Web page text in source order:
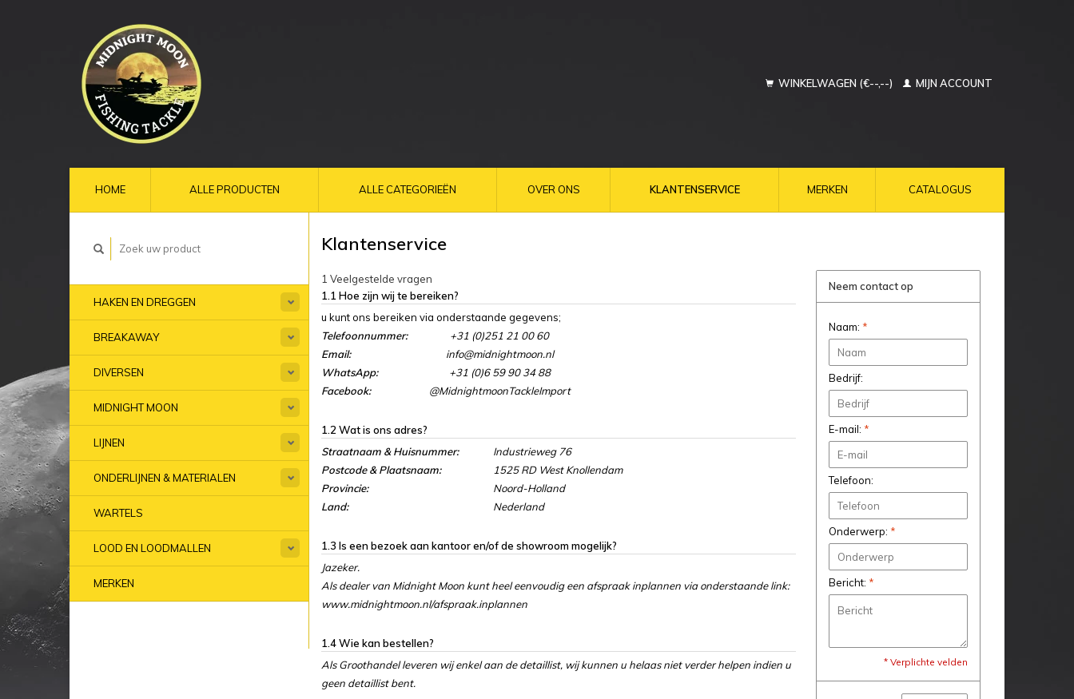
WINKELWAGEN (€--,--) MIJN ACCOUNT
HOME ALLE PRODUCTEN ALLE CATEGORIEËN OVER ONS KLANTENSERVICE MERKEN CATALOGUS
HAKEN EN DREGGEN
BREAKAWAY
DIVERSEN
MIDNIGHT MOON
LIJNEN
ONDERLIJNEN & MATERIALEN
WARTELS
LOOD EN LOODMALLEN
MERKEN
Klantenservice
1 Veelgestelde vragen
1.1 Hoe zijn wij te bereiken?
u kunt ons bereiken via onderstaande gegevens;
Telefoonnummer:
+31 (0)251 21 00 60
Email:
info@midnightmoon.nl
WhatsApp:
+31 (0)6 59 90 34 88
Facebook:
@MidnightmoonTackleImport
1.2 Wat is ons adres?
Straatnaam & Huisnummer:
Industrieweg 76
Postcode & Plaatsnaam:
1525 RD West Knollendam
Provincie:
Noord-Holland
Land:
Nederland
1.3 Is een bezoek aan kantoor en/of de showroom mogelijk?
Jazeker.
Als dealer van Midnight Moon kunt heel eenvoudig een afspraak inplannen via onderstaande link:
www.midnightmoon.nl/afspraak.inplannen
1.4 Wie kan bestellen?
Als Groothandel leveren wij enkel aan de detaillist, wij kunnen u helaas niet verder helpen indien u
geen detaillist bent.
Neem contact op
Naam: *
Bedrijf:
E-mail: *
Telefoon:
Onderwerp: *
Bericht: *
* Verplichte velden